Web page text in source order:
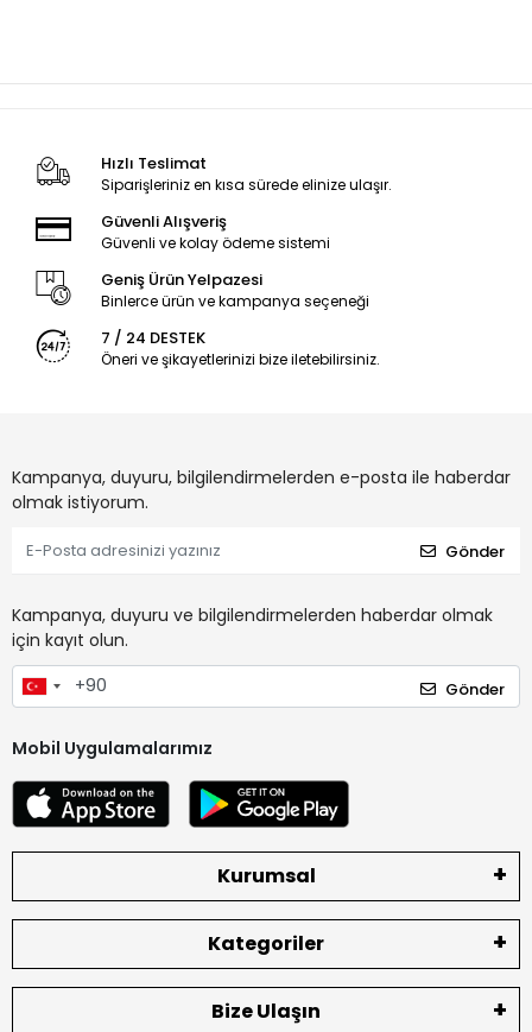
Hızlı Teslimat
Siparişleriniz en kısa sürede elinize ulaşır.
Güvenli Alışveriş
Güvenli ve kolay ödeme sistemi
Geniş Ürün Yelpazesi
Binlerce ürün ve kampanya seçeneği
7 / 24 DESTEK
Öneri ve şikayetlerinizi bize iletebilirsiniz.
Kampanya, duyuru, bilgilendirmelerden e-posta ile haberdar
olmak istiyorum.
Gönder
Kampanya, duyuru ve bilgilendirmelerden haberdar olmak
için kayıt olun.
Gönder
Mobil Uygulamalarımız
Kurumsal
Kategoriler
Bize Ulaşın